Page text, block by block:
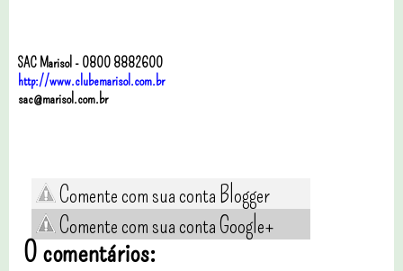
SAC Marisol - 0800 8882600
http://www.clubemarisol.com.br
sac@marisol.com.br
Comente com sua conta Blogger
Comente com sua conta Google+
0 comentários: